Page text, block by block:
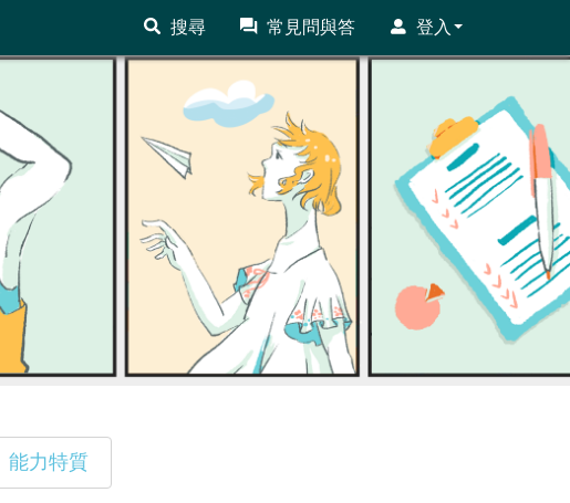
搜尋 常見問與答 登入
能力特質